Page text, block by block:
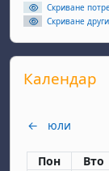
Скриване
Скриване
Прескочи
Календар
← юли
Понеделник
Пон Вто